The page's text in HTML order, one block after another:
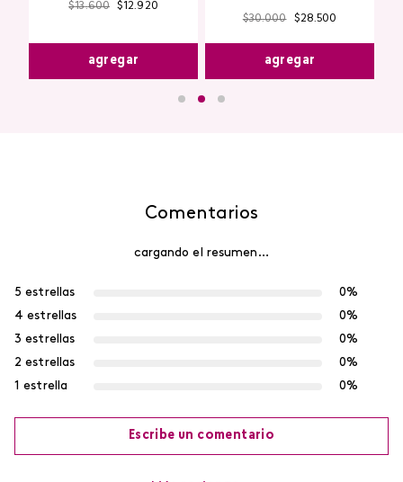
$13.600 $12.920
agregar
$30.000 $28.500
agregar
Comentarios
cargando el resumen…
5 estrellas
0%
4 estrellas
0%
3 estrellas
0%
2 estrellas
0%
1 estrella
0%
Escribe un comentario